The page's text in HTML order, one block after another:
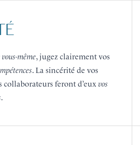
même, jugez clairement vos
. La sincérité de vos
collaborateurs feront d’eux vos
.